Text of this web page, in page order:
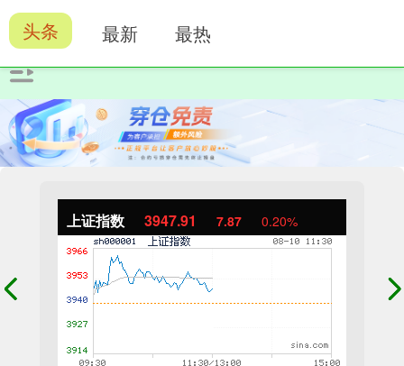
上证指数 3947.91 7.87 0.20%
头条 最新 最热